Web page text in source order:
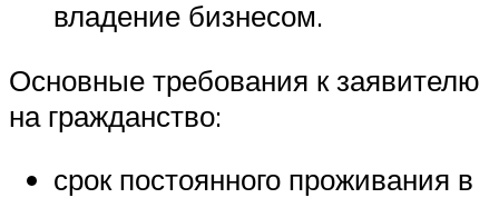
владение бизнесом.
Основные требования к заявителю
на гражданство:
срок постоянного проживания в